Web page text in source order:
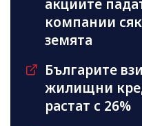
акциите
компании
земята
Българите
жилищни
растат с 26%